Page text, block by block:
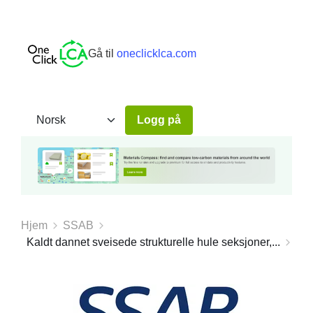
Gå til oneclicklca.com
Logg på
Hjem
SSAB
Kaldt dannet sveisede strukturelle hule seksjoner,...